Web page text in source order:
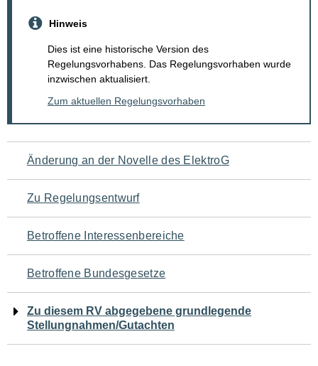
Hinweis
Dies ist eine historische Version des
Regelungsvorhabens. Das Regelungsvorhaben wurde
inzwischen aktualisiert.
Zum aktuellen Regelungsvorhaben
Navigation
für
den
Seiteninhalt
Änderung an der Novelle des ElektroG
Zu Regelungsentwurf
Betroffene Interessenbereiche
Betroffene Bundesgesetze
Zu diesem RV abgegebene grundlegende
Stellungnahmen/Gutachten